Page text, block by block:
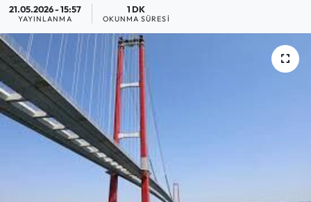
21.05.2026 - 15:57
YAYINLANMA
1 DK
OKUNMA SÜRESI
Yargı Kararları
Araştırma-Rapor